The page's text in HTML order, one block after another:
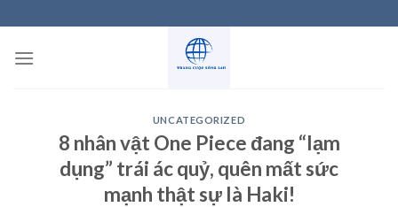
to
content
UNCATEGORIZED
8 nhân vật One Piece đang “lạm
dụng” trái ác quỷ, quên mất sức
mạnh thật sự là Haki!